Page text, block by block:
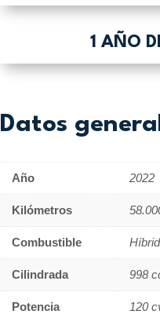
1 AÑO
Datos
Año 2022
Kilómetros
Combustible
Cilindrada 998
Potencia 120